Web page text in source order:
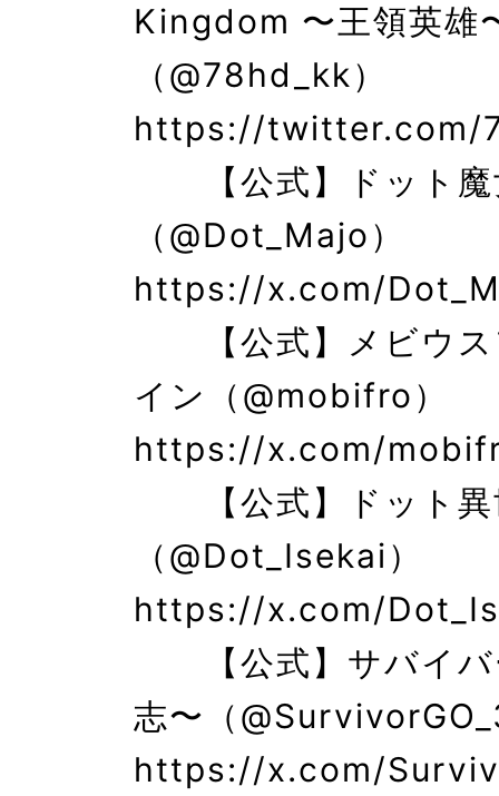
Kingdom 〜王領英雄
（@78hd_kk）
https://twitter.com/
【公式】ドット魔
（@Dot_Majo）
https://x.com/
【公式】メビウス
イン（@mobifro）
https://x.com/
【公式】ドット異
（@Dot_Isekai）
https://x.com/
【公式】サバイバ
志〜（
https://x.com/